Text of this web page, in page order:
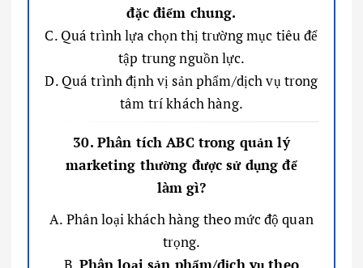
đặc điểm chung.
C. Quá trình lựa chọn thị trường mục tiêu để
tập trung nguồn lực.
D. Quá trình định vị sản phẩm/dịch vụ trong
tâm trí khách hàng.
30. Phân tích ABC trong quản lý
marketing thường được sử dụng để
làm gì?
A. Phân loại khách hàng theo mức độ quan
trọng.
B. Phân loại sản phẩm/dịch vụ theo